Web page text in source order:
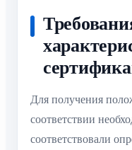
Для получения
соответствии
соответствовали